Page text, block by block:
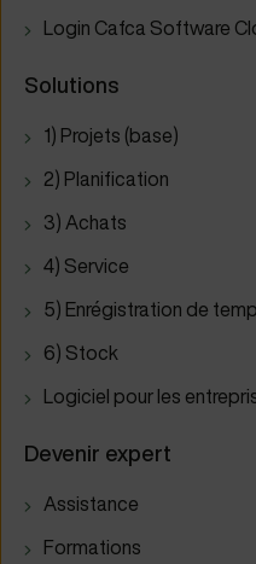
Login Cafca Software
Solutions
1) Projets (base)
2) Planification
3) Achats
4) Service
5) Enrégistration de
6) Stock
Logiciel pour les
Devenir expert
Assistance
Formations